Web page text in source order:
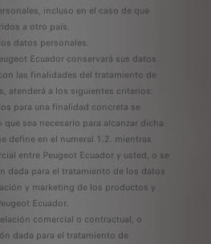
incluso en el caso de que
a otro país.
datos personales.
Ecuador conservará sus datos
las finalidades del tratamiento de
atenderá a los siguientes criterios:
para una finalidad concreta se
sea necesario para alcanzar dicha
define en el numeral 1.2. mientras
entre Peugeot Ecuador y usted, o se
dada para el tratamiento de los datos
y marketing de los productos y
Ecuador.
comercial o contractual, o
dada para el tratamiento de